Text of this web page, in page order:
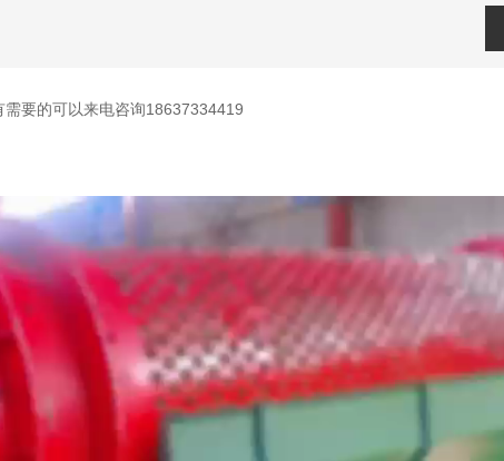
要的可以来电咨询18637334419